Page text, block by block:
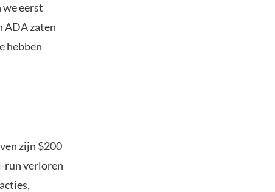
we eerst
ADA zaten
hebben
zijn $200
run verloren